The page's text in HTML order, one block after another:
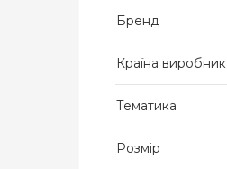
Бренд
Країна виробник
Тематика
Розмір